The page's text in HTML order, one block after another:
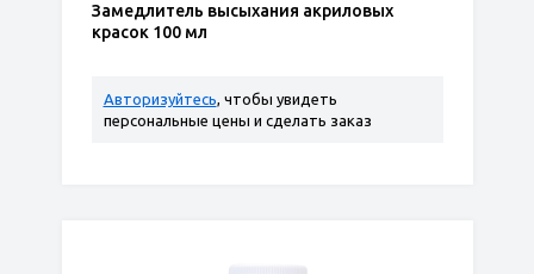
Замедлитель высыхания акриловых
красок 100 мл
Авторизуйтесь, чтобы увидеть
персональные цены и сделать заказ